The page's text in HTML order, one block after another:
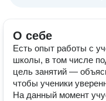
О себе
Есть опыт работы с
школы, в том числе
цель занятий —
чтобы ученики
На данный момент